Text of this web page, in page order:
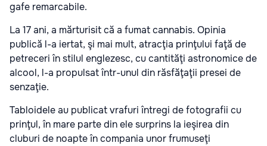
gafe remarcabile.
La 17 ani, a mărturisit că a fumat cannabis. Opinia
publică l-a iertat, şi mai mult, atracţia prinţului faţă de
petreceri în stilul englezesc, cu cantităţi astronomice de
alcool, l-a propulsat într-unul din răsfăţaţii presei de
senzaţie.
Tabloidele au publicat vrafuri întregi de fotografii cu
prinţul, în mare parte din ele surprins la ieşirea din
cluburi de noapte în compania unor frumuseţi